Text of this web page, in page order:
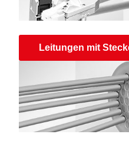
Leitungen mit